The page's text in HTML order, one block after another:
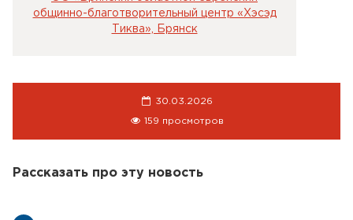
общинно-благотворительный центр «Хэсэд
Тиква», Брянск
30.03.2026
159 просмотров
Рассказать про эту новость